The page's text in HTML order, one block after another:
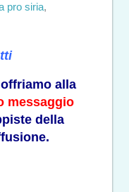
pro siria,
alla
messaggio
della